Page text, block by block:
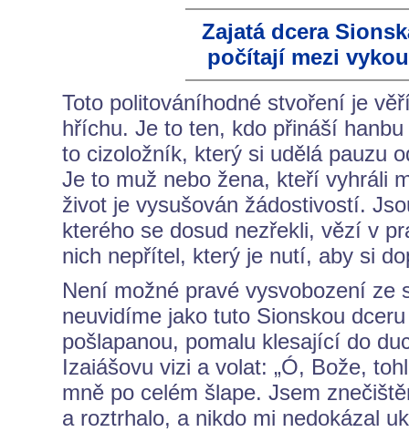
Zajatá dcera
počítají mezi
Toto politováníhodné stvoření je
hříchu. Je to ten, kdo přináší
to cizoložník, který si udělá pauzu
Je to muž nebo žena, kteří vyhráli
život je vysušován žádostivostí.
kterého se dosud nezřekli, vězí v
nich nepřítel, který je nutí, aby si
Není možné pravé vysvobození
neuvidíme jako tuto Sionskou
pošlapanou, pomalu klesající do
Izaiášovu vizi a volat: „Ó, Bože,
mně po celém šlape. Jsem
a roztrhalo, a nikdo mi nedokázal